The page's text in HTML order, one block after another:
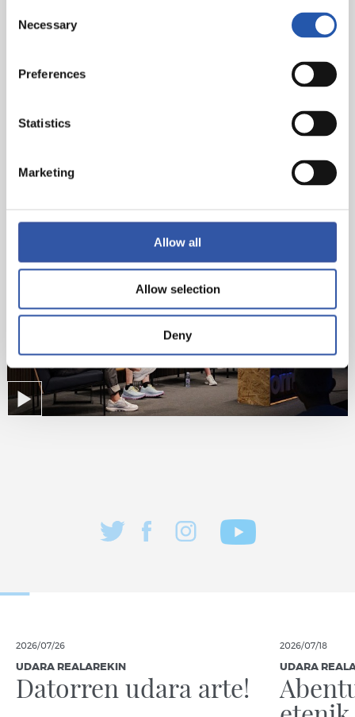
Selection
Necessary
Preferences
Statistics
Marketing
Allow all
Allow selection
Deny
2026/07/26
UDARA REALAREKIN
Datorren udara arte!
2026/07/18
UDARA